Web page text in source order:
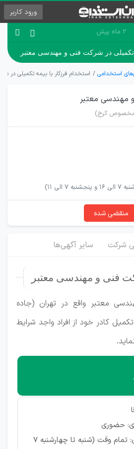
ورود کاربر
۲ ماه پیش
تکمیلی در شرکت فنی و مهندسی معتبر
استخدامی استخدام فرزکار با بیمه تکمیلی در
مهندسی معتبر
مخصوص کرج)
الی 11)
منقضی شده
شرکت سایر آگهی‌ها
فنی و مهندسی معتبر
معتبر واقع در تهران (جاده
کادر خود از افراد واجد شرایط
حضوری
ساعت کاری: تمام وقت (شنبه تا چهارشنبه 7